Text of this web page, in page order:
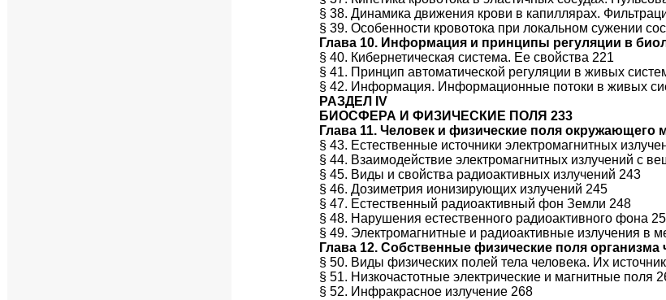
§ 38. Динамика движения крови в капиллярах.
§ 39. Особенности кровотока при локальном сужении
Глава 10. Информация и принципы регуляции в
§ 40. Кибернетическая система. Ее свойства 221
§ 41. Принцип автоматической регуляции в живых
§ 42. Информация. Информационные потоки в живых
РАЗДЕЛ IV
БИОСФЕРА И ФИЗИЧЕСКИЕ ПОЛЯ 233
Глава 11. Человек и физические поля окружающего
§ 43. Естественные источники электромагнитных
§ 44. Взаимодействие электромагнитных излучений с
§ 45. Виды и свойства радиоактивных излучений 243
§ 46. Дозиметрия ионизирующих излучений 245
§ 47. Естественный радиоактивный фон Земли 248
§ 48. Нарушения естественного радиоактивного фона
§ 49. Электромагнитные и радиоактивные излучения в
Глава 12. Собственные физические поля организма
§ 50. Виды физических полей тела человека. Их
§ 51. Низкочастотные электрические и магнитные поля
§ 52. Инфракрасное излучение 268